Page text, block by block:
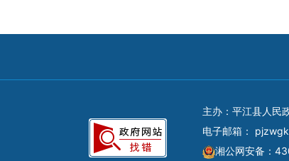
主办：平江县人民
电子邮箱：
湘公网安备：